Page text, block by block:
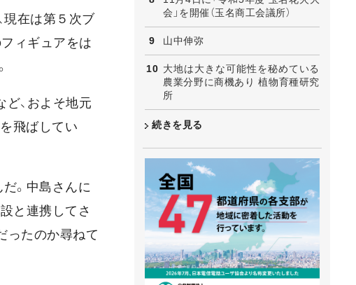
現在は第５次ブ
ィギュアをは
ど、およそ地元
飛ばしてい
。中島さんに
と連携してさ
ったのか尋ねて
会」を開催（玉名商工会議所）
山中伸弥
大地は大きな可能性を秘めている
農業分野に商機あり 植物育種研究
所
続きを見る